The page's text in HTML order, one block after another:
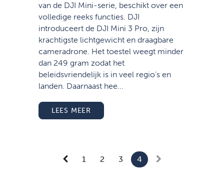
van de DJI Mini-serie, beschikt over een
volledige reeks functies. DJI
introduceert de DJI Mini 3 Pro, zijn
krachtigste lichtgewicht en draagbare
cameradrone. Het toestel weegt minder
dan 249 gram zodat het
beleidsvriendelijk is in veel regio’s en
landen. Daarnaast hee...
LEES MEER
1 2 3 4